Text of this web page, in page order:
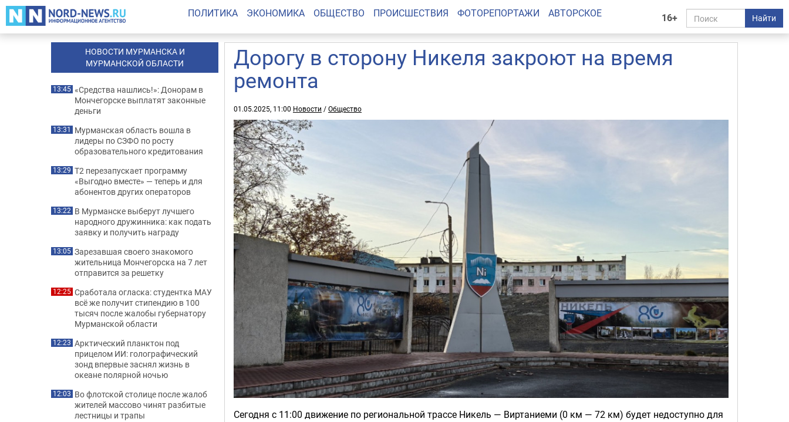
16+ Найти
ПОЛИТИКА ЭКОНОМИКА ОБЩЕСТВО ПРОИСШЕСТВИЯ ФОТОРЕПОРТАЖИ АВТОРСКОЕ
Дорогу в сторону Никеля закроют на время
ремонта
01.05.2025, 11:00 Новости /Общество
Сегодня с 11:00 движение по региональной трассе Никель — Виртаниеми (0 км — 72 км) будет недоступно для
НОВОСТИ МУРМАНСКА И
МУРМАНСКОЙ ОБЛАСТИ
13:45 «Средства нашлись!»: Донорам в
Мончегорске выплатят законные
деньги
13:31 Мурманская область вошла в
лидеры по СЗФО по росту
образовательного кредитования
13:29 Т2 перезапускает программу
«Выгодно вместе» — теперь и для
абонентов других операторов
13:22 В Мурманске выберут лучшего
народного дружинника: как подать
заявку и получить награду
13:05 Зарезавшая своего знакомого
жительница Мончегорска на 7 лет
отправится за решетку
12:25 Сработала огласка: студентка МАУ
всё же получит стипендию в 100
тысяч после жалобы губернатору
Мурманской области
12:23 Арктический планктон под
прицелом ИИ: голографический
зонд впервые заснял жизнь в
океане полярной ночью
12:03 Во флотской столице после жалоб
жителей массово чинят разбитые
лестницы и трапы